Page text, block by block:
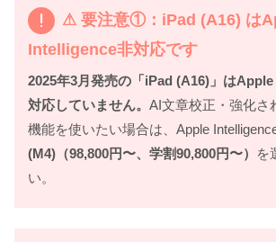
⚠ 要注意①：iPad (A16) は
Intelligence非対応です
2025年3月発売の「iPad (A16)」は
対応していません。AI文章校正・強化さ
機能を使いたい場合は、Apple
(M4)（98,800円〜、学割90,800円〜）
を
い。